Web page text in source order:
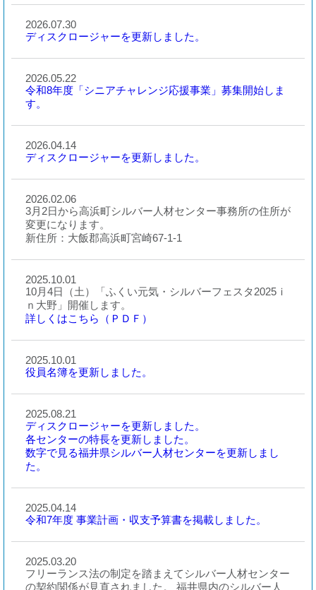
2026.07.30
ディスクロージャーを更新しました。
2026.05.22
令和8年度「シニアチャレンジ応援事業」募集開始しま
す。
2026.04.14
ディスクロージャーを更新しました。
2026.02.06
3月2日から高浜町シルバー人材センター事務所の住所が
変更になります。
新住所：大飯郡高浜町宮崎67-1-1
2025.10.01
10月4日（土）「ふくい元気・シルバーフェスタ2025ｉ
ｎ大野」開催します。
詳しくはこちら（ＰＤＦ）
2025.10.01
役員名簿を更新しました。
2025.08.21
ディスクロージャーを更新しました。
各センターの特長を更新しました。
数字で見る福井県シルバー人材センターを更新しまし
た。
2025.04.14
令和7年度 事業計画・収支予算書を掲載しました。
2025.03.20
フリーランス法の制定を踏まえてシルバー人材センター
の契約関係が見直されました。 福井県内のシルバー人